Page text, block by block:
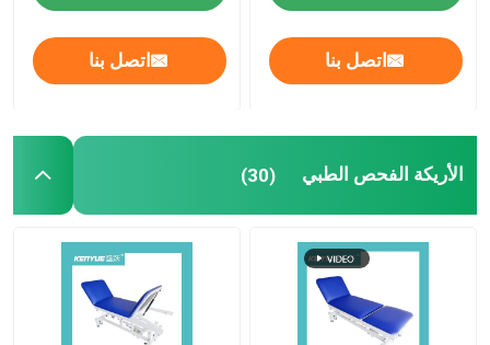
اتصل بنا اتصل بنا
الأريكة الفحص الطبي (30)